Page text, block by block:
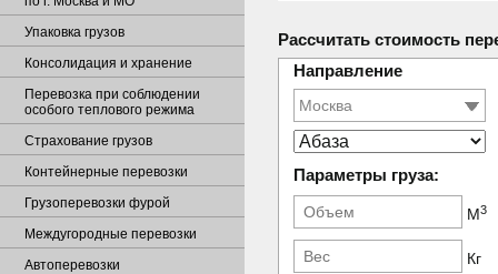
Рассчитать стоимость
Направление
Параметры груза:
М3
Кг
Упаковка грузов
Консолидация и хранение
Перевозка при соблюдении
особого теплового режима
Страхование грузов
Контейнерные перевозки
Грузоперевозки фурой
Междугородные перевозки
Автоперевозки